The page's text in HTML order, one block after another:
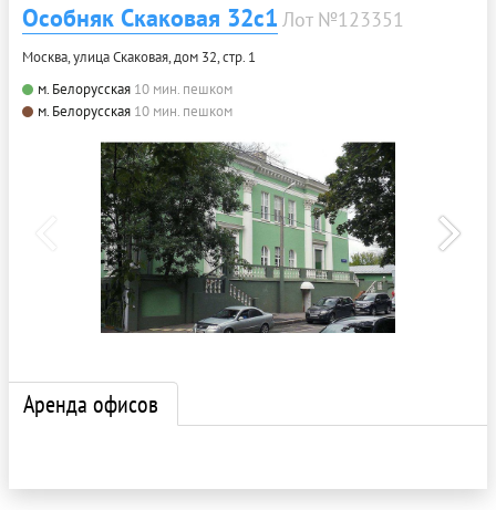
Особняк Скаковая 32с1 Лот №123351
Москва, улица Скаковая, дом 32, стр. 1
м. Белорусская 10 мин. пешком
м. Белорусская 10 мин. пешком
Аренда офисов